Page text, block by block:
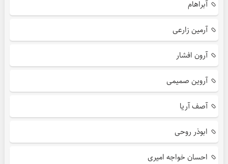
آبراهام
آرمین زارعی
آرون افشار
آروین صمیمی
آصف آریا
ابوذر روحی
احسان خواجه امیری